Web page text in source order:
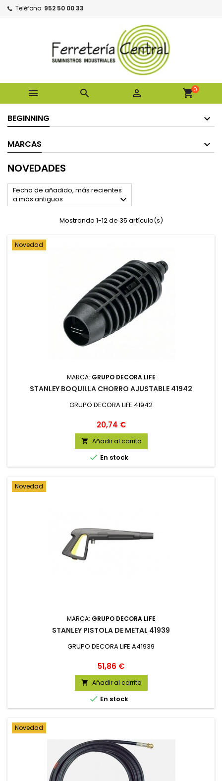
Teléfono: 952 50 00 33
   shopping_cart0
BEGINNING
MARCAS
NOVEDADES
Fecha de añadido, más recientes
a más antiguos

Mostrando 1-12 de 35 artículo(s)
Novedad
MARCA: GRUPO DECORA LIFE
STANLEY BOQUILLA CHORRO AJUSTABLE 41942
GRUPO DECORA LIFE 41942
Precio
20,74 €
 Añadir al carrito
 En stock
Novedad
MARCA: GRUPO DECORA LIFE
STANLEY PISTOLA DE METAL 41939
GRUPO DECORA LIFE A41939
Precio
51,86 €
 Añadir al carrito
 En stock
Novedad